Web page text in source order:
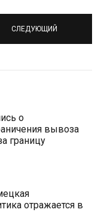
СЛЕДУЮЩИЙ
о
вывоза
границу
отражается в